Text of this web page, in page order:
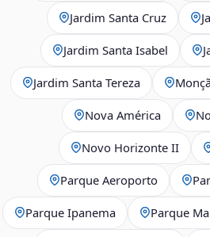
Jardim Santa Cruz
Jardim Santa Isabel
Jardim Santa Tereza
Nova América
Novo Horizonte II
Parque Aeroporto
Parque Ipanema Parque